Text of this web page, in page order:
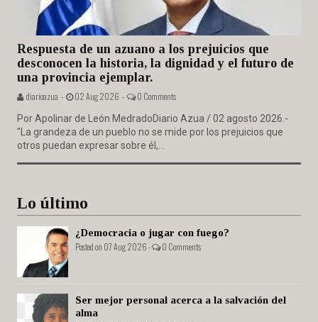
Respuesta de un azuano a los prejuicios que
desconocen la historia, la dignidad y el futuro de
una provincia ejemplar.
diarioazua - 02 Aug 2026 - 0 Comments
Por Apolinar de León MedradoDiario Azua / 02 agosto 2026.-
"La grandeza de un pueblo no se mide por los prejuicios que
otros puedan expresar sobre él,...
Lo último
¿Democracia o jugar con fuego?
Posted on 07 Aug 2026 - 0 Comments
Ser mejor personal acerca a la salvación del
alma